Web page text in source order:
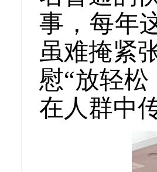
事，每年
虽难掩紧
慰“放轻
在人群中